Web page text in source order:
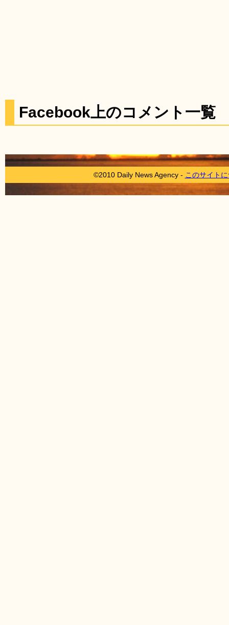
Facebook上のコメント一覧
©2010 Daily News Agency - このサイト